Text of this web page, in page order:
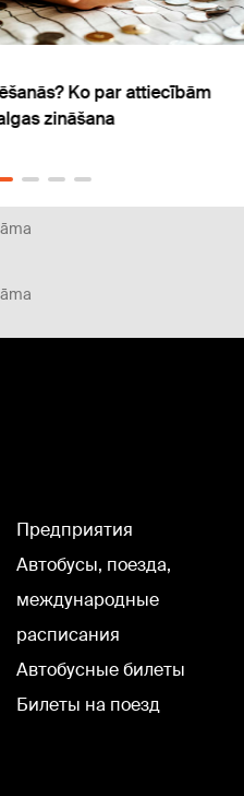
par attiecībām
Предприятия
Автобусы, поезда,
международные
расписания
Автобусные билеты
Билеты на поезд